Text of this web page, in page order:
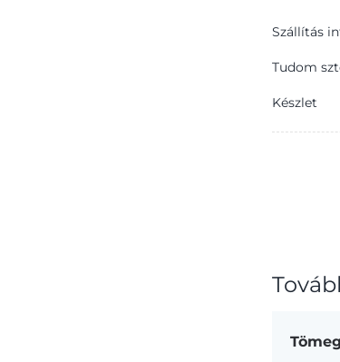
Szállítás
Tudom
Készlet
Tömeg